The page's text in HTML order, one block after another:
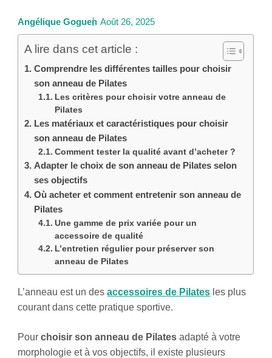
Angélique Goguen Août 26, 2025
A lire dans cet article :
Comprendre les différentes tailles pour choisir
son anneau de Pilates
Les critères pour choisir votre anneau de
Pilates
Les matériaux et caractéristiques pour choisir
son anneau de Pilates
Comment tester la qualité avant d’acheter ?
Adapter le choix de son anneau de Pilates selon
ses objectifs
Où acheter et comment entretenir son anneau de
Pilates
Une gamme de prix variée pour un
accessoire de qualité
L’entretien régulier pour préserver son
anneau de Pilates
L’anneau est un desaccessoires de Pilates les plus
courant dans cette pratique sportive.
Pourchoisir son anneau de Pilates adapté à votre
morphologie et à vos objectifs, il existe plusieurs